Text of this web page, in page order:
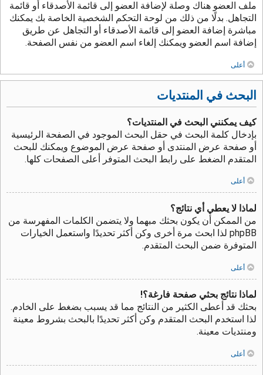
ملف العضو هناك وصلة لإضافة العضو إلى قائمة الأصدقاء أو قائمة
التجاهل. بدلًا من ذلك من لوحة التحكم الشخصية الخاصة بك يمكنك
مباشرة إضافة العضو إلى قائمة الأصدقاء أو التجاهل عن طريق
إضافة اسم العضو ويمكنك إلغاء اسم العضو من نفس الصفحة.
أعلى
البحث في المنتديات
كيف يمكنني البحث في المنتديات؟
بإدخال كلمة البحث في حقل البحث الموجود في الصفحة الرئيسية
أو صفحة عرض المنتدى أو صفحة عرض الموضوع ويمكنك للبحث
المتقدم الضغط على رابط البحث المتوفر أعلى الصفحات كلها.
أعلى
لماذا لا يعطي أي نتائج؟
من الممكن أن يكون بحثك مبهما ولا يتضمن الكلمات المفهرسة من
phpBB لذا ابحث مرة أخرى وكن أكثر تحديدًا واستعمل الخيارات
المتوفرة ضمن البحث المتقدم.
أعلى
لماذا نتائج بحثي صفحة فارغة؟!
بحثك قد أعطى الكثير من النتائج مما قد يسبب بضغط على الخادم.
لذا استخدم البحث المتقدم وكن أكثر تحديدًا بالبحث بشروط معينة
ومنتديات معينة.
أعلى